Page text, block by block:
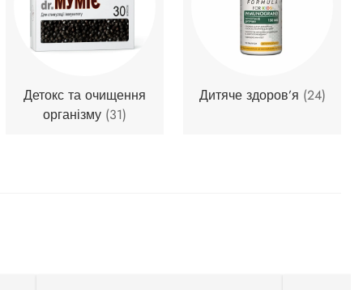
Детокс та очищення
організму (31)
Дитяче здоров’я (24)